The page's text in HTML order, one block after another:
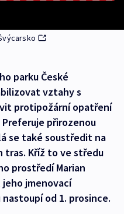
parku České
vztahy s
protipožární opatření
přirozenou
se také soustředit na
tras. Kříž to ve středu
prostředí Marian
jeho jmenovací
od 1. prosince.